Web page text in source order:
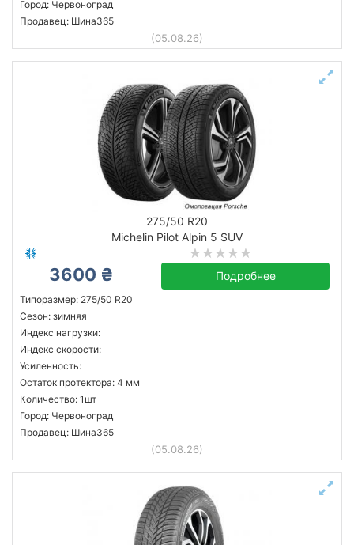
Город: Червоноград
Продавец: Шина365
(05.08.26)
275/50 R20
Michelin Pilot Alpin 5 SUV
3600 ₴ Подробнее
Типоразмер: 275/50 R20
Сезон: зимняя
Индекс нагрузки:
Индекс скорости:
Усиленность:
Остаток протектора: 4 мм
Количество: 1шт
Город: Червоноград
Продавец: Шина365
(05.08.26)